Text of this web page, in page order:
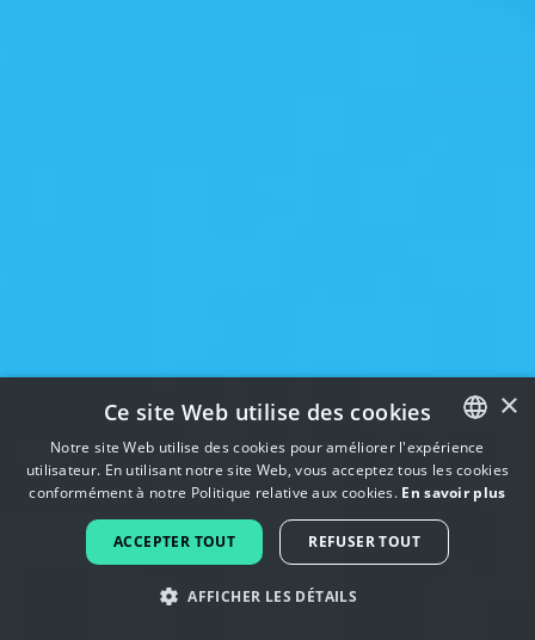
ENGLISH
FRENCH
DUTCH
×
Ce site Web utilise des cookies
Notre site Web utilise des cookies pour améliorer l'expérience
utilisateur. En utilisant notre site Web, vous acceptez tous les cookies
conformément à notre Politique relative aux cookies. En savoir plus
ACCEPTER TOUT REFUSER TOUT
AFFICHER LES DÉTAILS